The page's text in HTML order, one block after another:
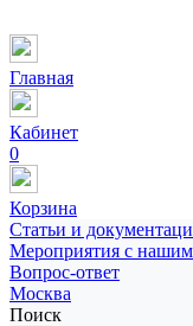
Главная
Кабинет
0
Корзина
Статьи и
Мероприятия с нашим
Вопрос-ответ
Москва
Поиск